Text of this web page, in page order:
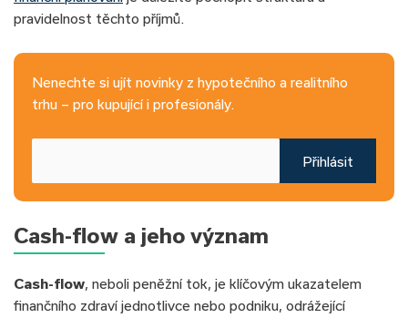
pravidelnost těchto příjmů.
Nenechte si ujít novinky z hypotečního a realitního
trhu – pro kupující i profesionály.
Přihlásit
Cash-flow a jeho význam
Cash-flow, neboli peněžní tok, je klíčovým ukazatelem
finančního zdraví jednotlivce nebo podniku, odrážející